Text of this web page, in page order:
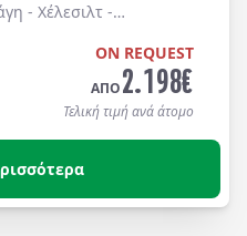
- Χέλεσιλτ -
ON REQUEST
ΑΠΟ2.198€
Τελική τιμή ανά άτομο